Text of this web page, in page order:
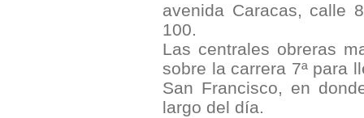
avenida Caracas, calle
100.
Las centrales obreras
sobre la carrera 7ª para
San Francisco, en
largo del día.